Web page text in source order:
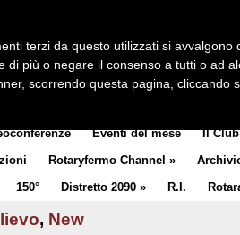
Eventi del mese Il Club
Rotaryfermo Channel »
150° Distretto 2090 » R.I.
, New
terzi da questo utilizzati si
di più o negare il consenso a tutti o ad
scorrendo questa pagina, cliccando